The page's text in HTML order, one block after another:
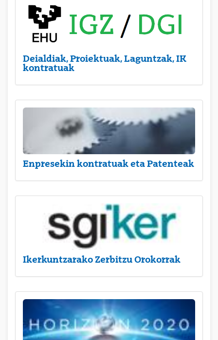
Deialdiak, Proiektuak, Laguntzak, IK
kontratuak
Enpresekin kontratuak eta Patenteak
Ikerkuntzarako Zerbitzu Orokorrak